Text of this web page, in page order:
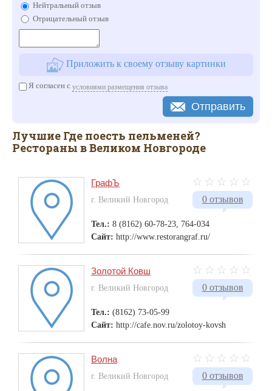
Нейтральный отзыв
Отрицательный отзыв
Приложить к своему отзыву картинки
Я согласен с условиями размещения отзыва
Отправить
Лучшие Где поесть пельменей?
Рестораны в Великом Новгороде
0 отзывов
ГрафЪ
г. Великий Новгород
Тел.: 8 (8162) 60-78-23, 764-034
Сайт: http://www.restorangraf.ru/
0 отзывов
Золотой Ковш
г. Великий Новгород
Тел.: (8162) 73-05-99
Сайт: http://cafe.nov.ru/zolotoy-kovsh
0 отзывов
Волна
г. Великий Новгород